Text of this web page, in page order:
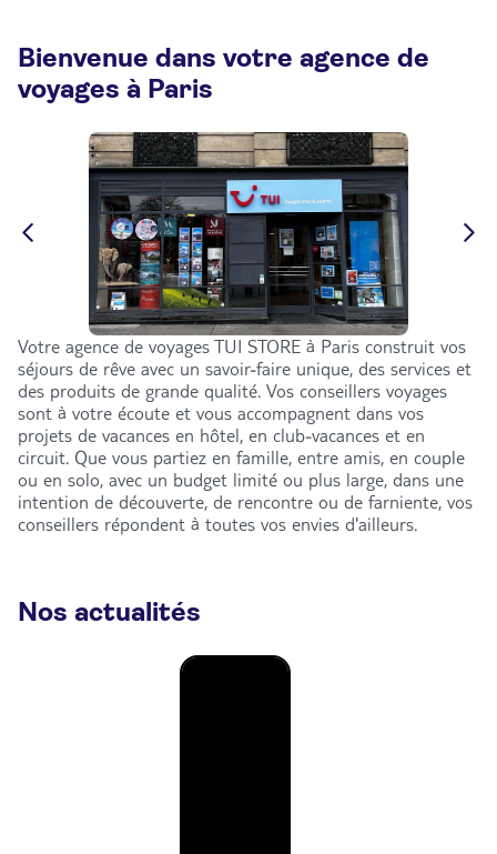
Bienvenue dans votre agence de
voyages à Paris
Votre agence de voyages TUI STORE à Paris construit vos
séjours de rêve avec un savoir-faire unique, des services et
des produits de grande qualité. Vos conseillers voyages
sont à votre écoute et vous accompagnent dans vos
projets de vacances en hôtel, en club-vacances et en
circuit. Que vous partiez en famille, entre amis, en couple
ou en solo, avec un budget limité ou plus large, dans une
intention de découverte, de rencontre ou de farniente, vos
conseillers répondent à toutes vos envies d'ailleurs.
Nos actualités